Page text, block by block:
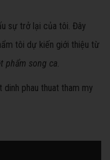
sự trở lại của tôi. Đây
tôi dự kiến giới thiệu từ
phẩm song ca.